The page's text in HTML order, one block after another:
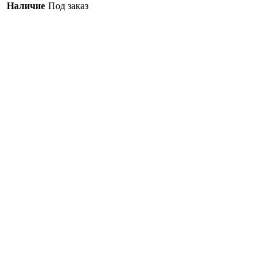
Наличие Под заказ